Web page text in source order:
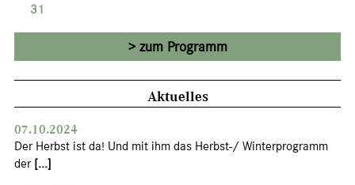
31
zum Programm
Aktuelles
07.10.2024
Der Herbst ist da! Und mit ihm das Herbst-/ Winterprogramm
der [...]